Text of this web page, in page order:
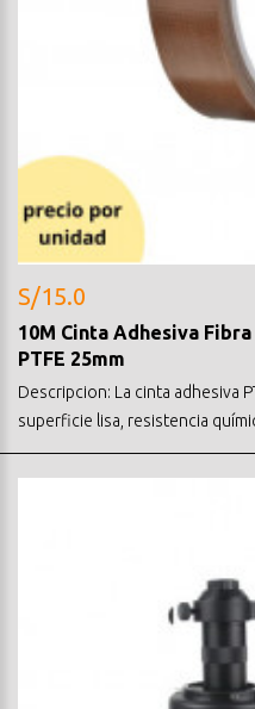
S/15.0
10M Cinta Adhesiva
PTFE 25mm
Descripcion: La cinta adhesiva
superficie lisa, resistencia